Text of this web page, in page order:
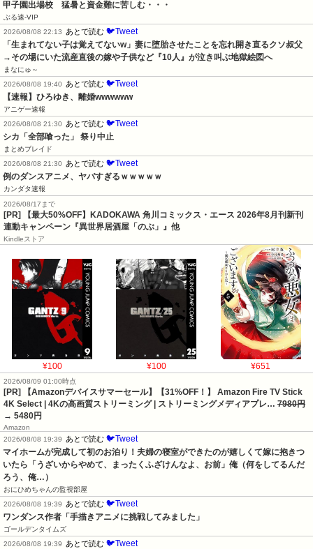
甲子園出場校　猛暑と資金難に苦しむ・・・
ぶる速-VIP
2026/08/08 22:13
あとで読む 🐦Tweet
「生まれてない子は覚えてないw」妻に堕胎させたことを忘れ開き直るクソ叔父
→その場にいた流産直後の嫁や子供など『10人』が泣き叫ぶ地獄絵図へ
まなにゅ～
2026/08/08 19:40
あとで読む 🐦Tweet
【速報】ひろゆき、離婚wwwwww
アニゲー速報
2026/08/08 21:30
あとで読む 🐦Tweet
シカ「全部喰った」 祭り中止
まとめブレイド
2026/08/08 21:30
あとで読む 🐦Tweet
例のダンスアニメ、ヤバすぎるｗｗｗｗｗ
カンダタ速報
2026/08/17まで
[PR] 【最大50%OFF】KADOKAWA 角川コミックス・エース 2026年8月刊新刊
連動キャンペーン『異世界居酒屋「のぶ」』他
Kindleストア
¥100 ¥100 ¥651
2026/08/09 01:00時点
[PR] 【Amazonデバイスサマーセール】【31%OFF！】 Amazon Fire TV Stick
4K Select | 4Kの高画質ストリーミング | ストリーミングメディアプレ… 7980円
→ 5480円
Amazon
2026/08/08 19:39
あとで読む 🐦Tweet
マイホームが完成して初のお泊り！夫婦の寝室ができたのが嬉しくて嫁に抱きつ
いたら「うざいからやめて、まったくふざけんなよ、お前」俺（何をしてるんだ
ろう、俺…）
おにひめちゃんの監視部屋
2026/08/08 19:39
あとで読む 🐦Tweet
ワンダンス作者「手描きアニメに挑戦してみました」
ゴールデンタイムズ
2026/08/08 19:39
あとで読む 🐦Tweet